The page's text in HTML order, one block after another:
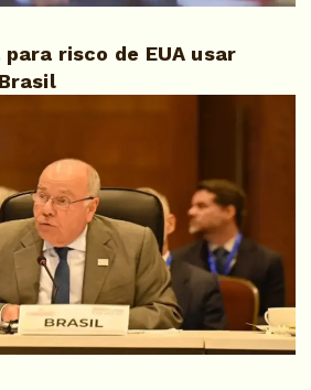
risco de EUA usar